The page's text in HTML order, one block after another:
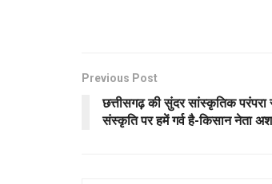
Previous Post
छत्तीसगढ़ की सुंदर सांस्कृतिक
संस्कृति पर हमें गर्व है-किसान नेता